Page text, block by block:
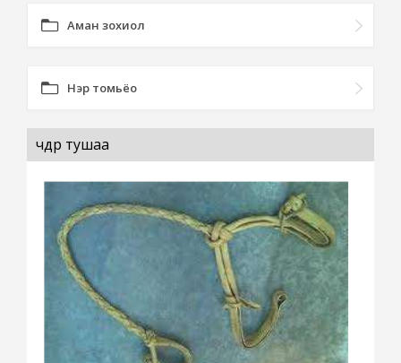
Аман зохиол
Нэр томьёо
чөдөр тушаа